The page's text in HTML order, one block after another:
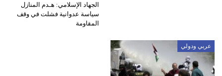
الجهاد الإسلامي: هـدم المنازل
سياسة عدوانية فشلت في وقف
المقاومة
عربي ودولي